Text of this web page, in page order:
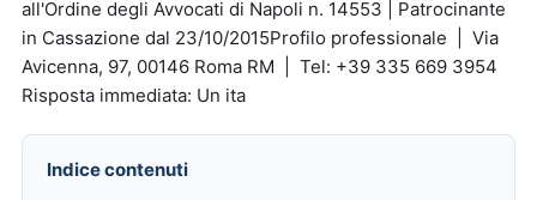
all'Ordine degli Avvocati di Napoli n. 14553 | Patrocinante
in Cassazione dal 23/10/2015Profilo professionale | Via
Avicenna, 97, 00146 Roma RM | Tel: +39 335 669 3954
Risposta immediata: Un ita
Indice contenuti